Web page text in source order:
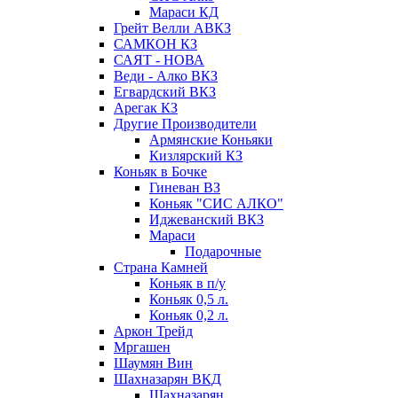
Мараси КД
Грейт Велли АВКЗ
САМКОН КЗ
САЯТ - НОВА
Веди - Алко ВКЗ
Егвардский ВКЗ
Арегак КЗ
Другие Производители
Армянские Коньяки
Кизлярский КЗ
Коньяк в Бочке
Гиневан ВЗ
Коньяк "СИС АЛКО"
Иджеванский ВКЗ
Мараси
Подарочные
Страна Камней
Коньяк в п/у
Коньяк 0,5 л.
Коньяк 0,2 л.
Аркон Трейд
Мргашен
Шаумян Вин
Шахназарян ВКД
Шахназарян